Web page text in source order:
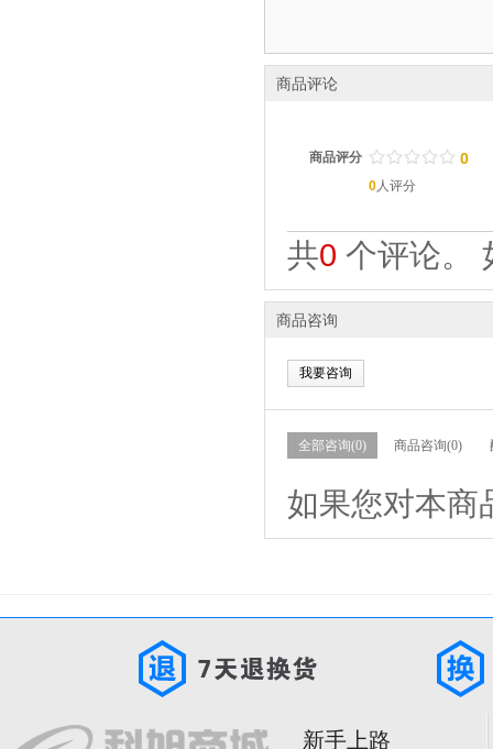
商品评论
商品评分 / / / / /
. . . . . 0
0人评分
共0 个评论。
商品咨询
我要咨询
全部咨询(0) 商品咨询(0)
如果您对本商
新手上路